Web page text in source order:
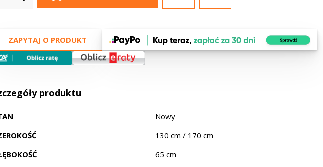
ZAPYTAJ O PRODUKT
produktu
Nowy
130 cm / 170 cm
65 cm